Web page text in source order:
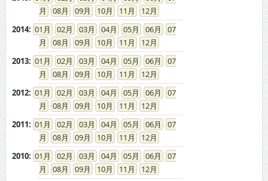
01 02 03 04 05 06
08
09 10 11
12
01 02 03 04 05 06
08
09 10 11
12
01 02 03 04 05 06
08
09 10 11
12
01 02 03 04 05 06
08
09 10 11
12
01 02 03 04 05 06
08
09 10 11
12
01 02 03 04 05 06